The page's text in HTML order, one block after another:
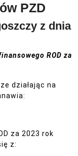
PZD
z dnia
ROD za
działając na
za 2023 rok
z: